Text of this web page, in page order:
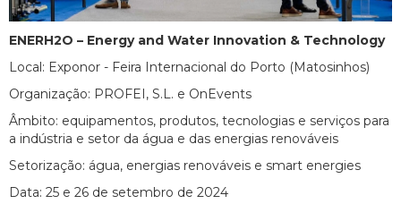
ENERH2O – Energy and Water Innovation & Technology
Local: Exponor - Feira Internacional do Porto (Matosinhos)
Organização: PROFEI, S.L. e OnEvents
Âmbito: equipamentos, produtos, tecnologias e serviços para
a indústria e setor da água e das energias renováveis
Setorização: água, energias renováveis e smart energies
Data: 25 e 26 de setembro de 2024